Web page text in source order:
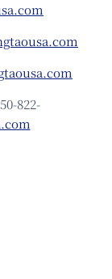
822-